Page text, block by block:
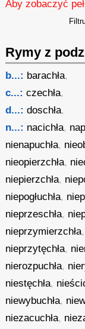
Aby zobaczyć
Rymy z
b...: barachła,
c...: czechła,
d...: doschła,
n...: nacichła,
nienapuchła,
nieopierzchła,
niepierzchła,
niepogłuchła,
nieprzeschła,
nieprzymierzchła,
nieprzytęchła,
nierozpuchła,
niestęchła,
niewybuchła,
niezacuchła,